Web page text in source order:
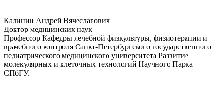
Калинин Андрей Вячеславович
Доктор медицинских наук.
Профессор Кафедры лечебной физкультуры, физиотерапии и
врачебного контроля Санкт-Петербургского государственного
педиатрического медицинского университета Развитие
молекулярных и клеточных технологий Научного Парка
СПбГУ.